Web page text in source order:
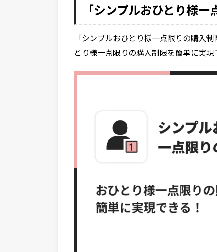
「シンプルおひとり様
「シンプルおひとり様一点限りの購入
とり様一点限りの購入制限を簡単に実現